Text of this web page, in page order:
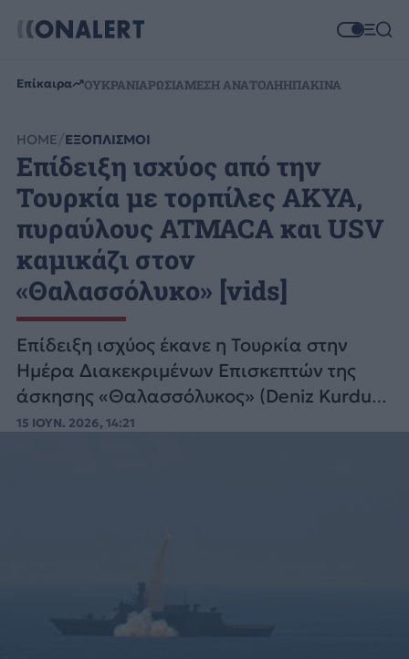
Επίκαιρα ΟΥΚΡΑΝΙΑΡΩΣΙΑΜΕΣΗ ΑΝΑΤΟΛΗΗΠΑΚΙΝΑ
HOME ΕΞΟΠΛΙΣΜΟΙ
Επίδειξη ισχύος από την
Τουρκία με τορπίλες AKYA,
πυραύλους ATMACA και USV
καμικάζι στον
«Θαλασσόλυκο» [vids]
Επίδειξη ισχύος έκανε η Τουρκία στην
Ημέρα Διακεκριμένων Επισκεπτών της
άσκησης «Θαλασσόλυκος» (Deniz Kurdu
2026) στον κόλπο της Αττάλειας.
15 ΙΟΥΝ. 2026, 14:21